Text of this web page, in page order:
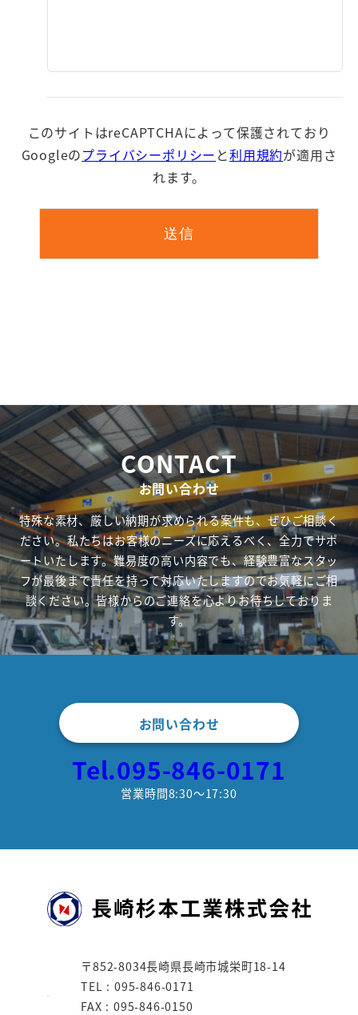
このサイトはreCAPTCHAによって保護されており
Googleのプライバシーポリシー と利用規約が適用さ
れます。
CONTACT
お問い合わせ
特殊な素材、厳しい納期が求められる案件も、ぜひご相談く
ださい。私たちはお客様のニーズに応えるべく、全力でサポ
ートいたします。難易度の高い内容でも、経験豊富なスタッ
フが最後まで責任を持って対応いたしますのでお気軽にご相
談ください。皆様からのご連絡を心よりお待ちしておりま
す。
お問い合わせ
Tel.095-846-0171
営業時間8:30～17:30
〒852-8034長崎県長崎市城栄町18-14
TEL : 095-846-0171
FAX : 095-846-0150